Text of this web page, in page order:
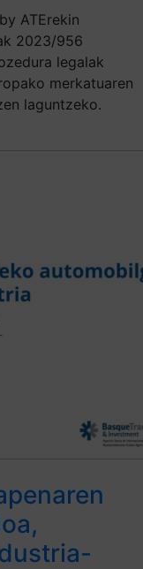
ATErekin
2023/956
legalak
merkatuaren
laguntzeko.